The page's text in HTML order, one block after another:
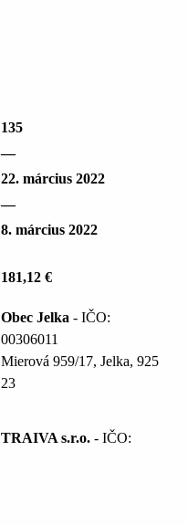
135
—
22. március 2022
—
8. március 2022
181,12 €
Obec Jelka - IČO:
00306011
Mierová 959/17, Jelka, 925
23
TRAIVA s.r.o. - IČO: